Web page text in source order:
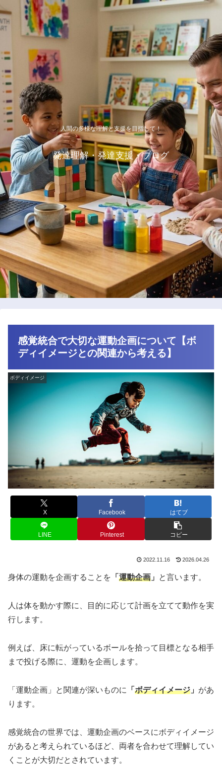
人間の多様な理解と支援を目指して！
発達理解・発達支援・ブログ
感覚統合で大切な運動企画について【ボ
ディイメージとの関連から考える】
ボディイメージ
X Facebook はてブ
LINE Pinterest コピー
2022.11.16 2026.04.26
身体の運動を企画することを 「 運動企画 」 と言います。
人は体を動かす際に、目的に応じて計画を立てて動作を実
行します。
例えば、床に転がっているボールを拾って目標となる相手
まで投げる際に、運動を企画します。
「運動企画」と関連が深いものに 「 ボディイメージ 」 があ
ります。
感覚統合の世界では、運動企画のベースにボディイメージ
があると考えられているほど、両者を合わせて理解してい
くことが大切だとされています。